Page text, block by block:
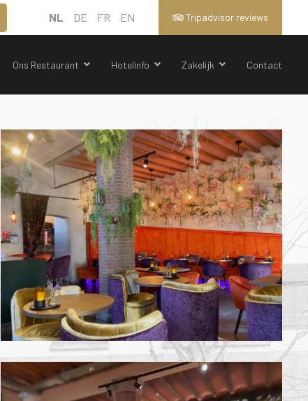
Tripadvisor reviews
NL DE FR EN
Ons Restaurant Hotelinfo Zakelijk Contact